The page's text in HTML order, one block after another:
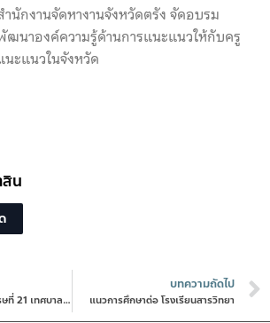
น
ำนักงานจัดหางานจังหวัดตรัง จัดอบรม
ฒนาองค์ความรู้ด้านการแนะแนวให้กับครู
นะแนวในจังหวัด
การศึกษาไทยในศตวรรษที่ 21 เทศบาลนครแหลมฉบัง
บทความถัดไป
แนวการศึกษาต่อ โรงเรียนสารวิทยา